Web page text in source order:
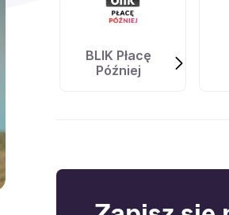
BLIK Płacę
Później